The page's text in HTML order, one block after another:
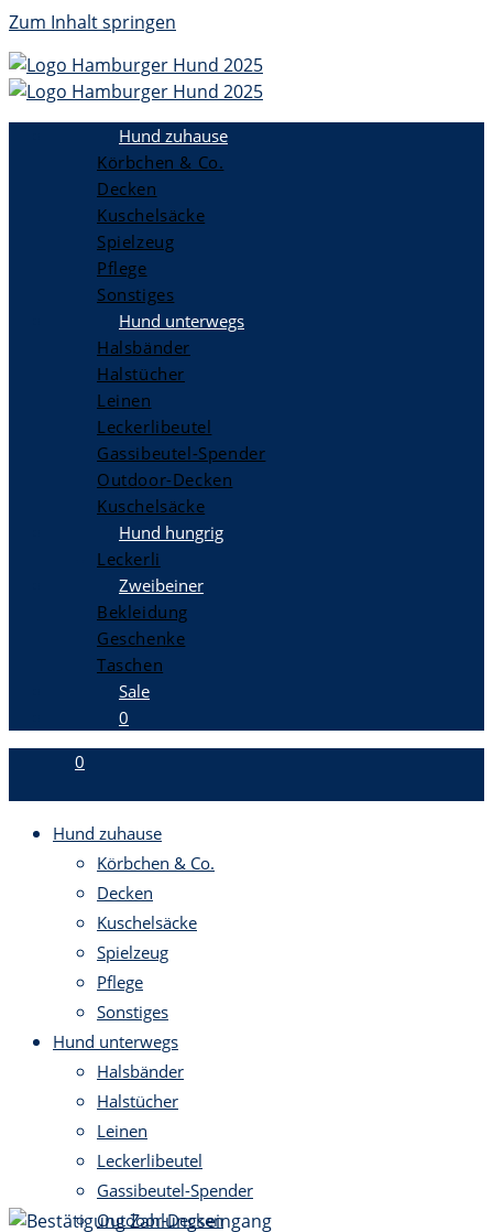
Zum Inhalt springen
Hund zuhause
Körbchen & Co.
Decken
Kuschelsäcke
Spielzeug
Pflege
Sonstiges
Hund unterwegs
Halsbänder
Halstücher
Leinen
Leckerlibeutel
Gassibeutel-Spender
Outdoor-Decken
Kuschelsäcke
Hund hungrig
Leckerli
Zweibeiner
Bekleidung
Geschenke
Taschen
Sale
0
0
Hund zuhause
Körbchen & Co.
Decken
Kuschelsäcke
Spielzeug
Pflege
Sonstiges
Hund unterwegs
Halsbänder
Halstücher
Leinen
Leckerlibeutel
Gassibeutel-Spender
Outdoor-Decken